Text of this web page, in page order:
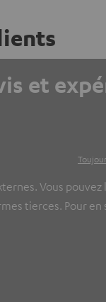
et
Vous
tierces. Pour